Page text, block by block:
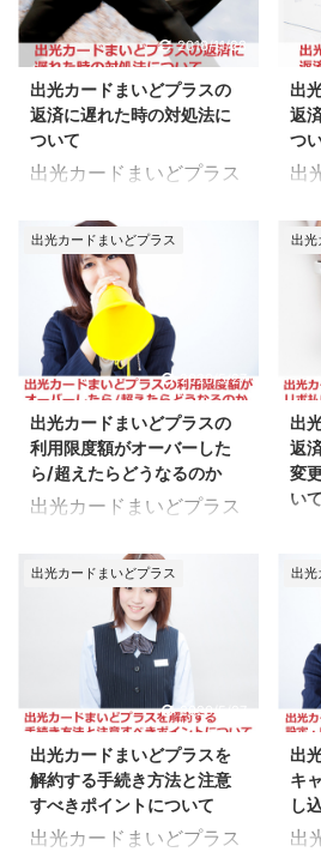
2018/11/28
出光カードまいどプラスの
返済に遅れた時の対処法に
ついて
出光カードまいどプラス
法について、ご紹介して
いきます。 「返済に遅れ
てしまいそう」「お金が
なくて返済に遅れてい
る」ような状況の方は、
返済に遅れてしまうとど
うなるのか心配になるか
と思います。 この記事で
は、出光カードまいどプ
ラスの返済に遅れた時の
対処法、返済遅れを放置
か、についてまとめてみ
ました。 出光カードまい
どプラスの返済遅れが発
覚したら 出光カードまい
どプラスの返済に遅れて
いることが分かってしま
ったら「なにかペナルテ
ィがあるのか」「これか
らどうすればいいのか」
...
出
返
つ
出
料
と
こ
ド
数
る
料
リ
り
ス
用
出光カードまいどプラス
2020/5/27
出光カードまいどプラスの
利用限度額がオーバーした
ら/超えたらどうなるのか
出光カードまいどプラス
したら/超えたらどうな
るのか、についてご紹介
していきます。 利用限度
額をオーバーして利用し
ていた場合、カード会社
から怒られてしまった
り、なにかしらのペナル
ティを課されてしまうの
ではないかと不安に感じ
る方がいるかもしれませ
ん。 この記事では、出光
出光
出
返
変
いて
な
ボ
る
事
ど
出光カードまいどプラス
2020/5/27
出光カードまいどプラスを
解約する手続き方法と注意
すべきポイントについて
出光カードまいどプラス
出光
出
キ
し
出